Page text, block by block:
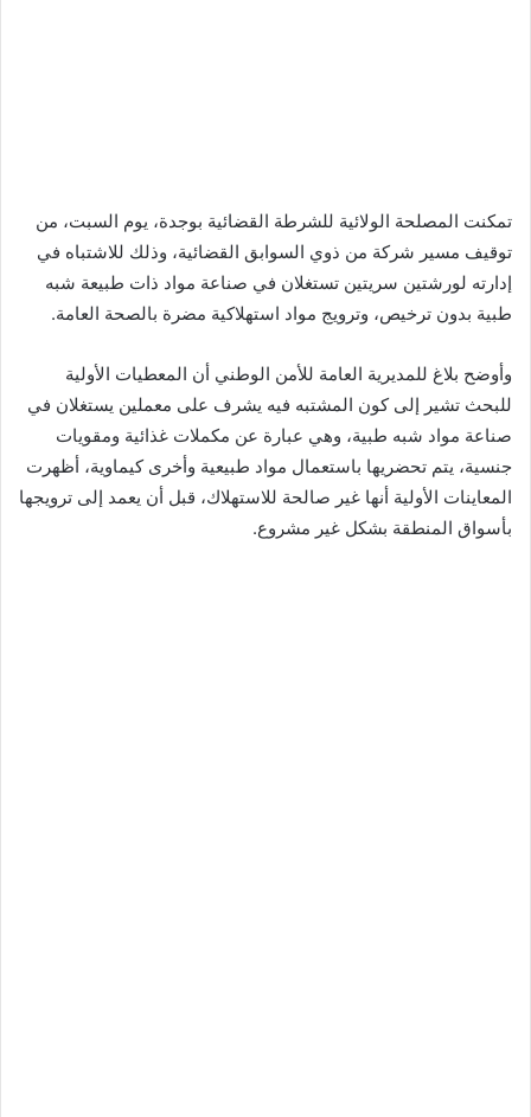
تمكنت المصلحة الولائية للشرطة القضائية بوجدة، يوم السبت، من
توقيف مسير شركة من ذوي السوابق القضائية، وذلك للاشتباه في
إدارته لورشتين سريتين تستغلان في صناعة مواد ذات طبيعة شبه
طبية بدون ترخيص، وترويج مواد استهلاكية مضرة بالصحة العامة.
وأوضح بلاغ للمديرية العامة للأمن الوطني أن المعطيات الأولية
للبحث تشير إلى كون المشتبه فيه يشرف على معملين يستغلان في
صناعة مواد شبه طبية، وهي عبارة عن مكملات غذائية ومقويات
جنسية، يتم تحضريها باستعمال مواد طبيعية وأخرى كيماوية، أظهرت
المعاينات الأولية أنها غير صالحة للاستهلاك، قبل أن يعمد إلى ترويجها
بأسواق المنطقة بشكل غير مشروع.